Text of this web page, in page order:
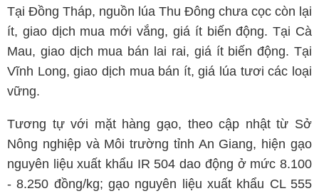
Tại Đồng Tháp, nguồn lúa Thu Đông chưa cọc còn lại
ít, giao dịch mua mới vắng, giá ít biến động. Tại Cà
Mau, giao dịch mua bán lai rai, giá ít biến động. Tại
Vĩnh Long, giao dịch mua bán ít, giá lúa tươi các loại
vững.
Tương tự với mặt hàng gạo, theo cập nhật từ Sở
Nông nghiệp và Môi trường tỉnh An Giang, hiện gạo
nguyên liệu xuất khẩu IR 504 dao động ở mức 8.100
- 8.250 đồng/kg; gạo nguyên liệu xuất khẩu CL 555